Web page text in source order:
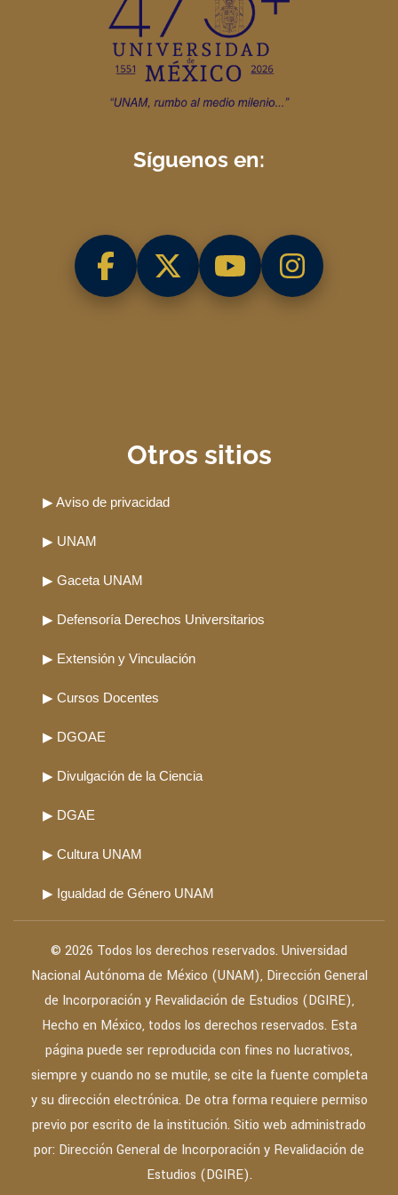
Síguenos en:
Otros sitios
▶ Aviso de privacidad
▶ UNAM
▶ Gaceta UNAM
▶ Defensoría Derechos Universitarios
▶ Extensión y Vinculación
▶ Cursos Docentes
▶ DGOAE
▶ Divulgación de la Ciencia
▶ DGAE
▶ Cultura UNAM
▶ Igualdad de Género UNAM
© 2026 Todos los derechos reservados. Universidad
Nacional Autónoma de México (UNAM), Dirección General
de Incorporación y Revalidación de Estudios (DGIRE),
Hecho en México, todos los derechos reservados. Esta
página puede ser reproducida con fines no lucrativos,
siempre y cuando no se mutile, se cite la fuente completa
y su dirección electrónica. De otra forma requiere permiso
previo por escrito de la institución. Sitio web administrado
por: Dirección General de Incorporación y Revalidación de
Estudios (DGIRE).